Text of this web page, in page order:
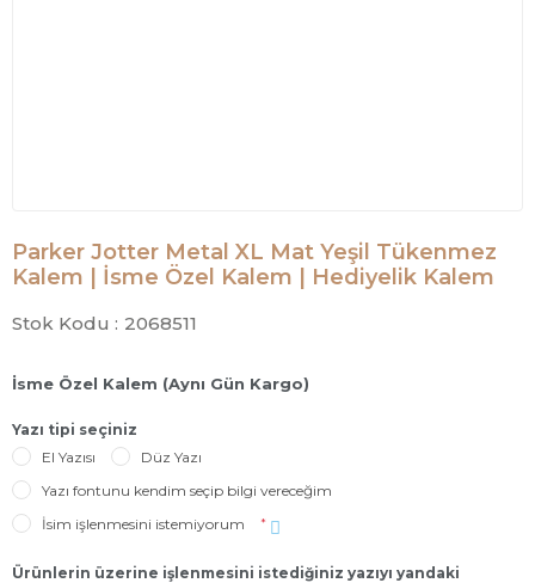
Parker Jotter Metal XL Mat Yeşil Tükenmez
Kalem | İsme Özel Kalem | Hediyelik Kalem
Stok Kodu : 2068511
İsme Özel Kalem (Aynı Gün Kargo)
Yazı tipi seçiniz
El Yazısı
Düz Yazı
Yazı fontunu kendim seçip bilgi vereceğim
İsim işlenmesini istemiyorum
*
Ürünlerin üzerine işlenmesini istediğiniz yazıyı yandaki